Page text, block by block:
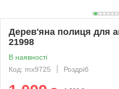
Дерев'яна полиця для
21998
В наявності
Код: mx9725
Роздріб